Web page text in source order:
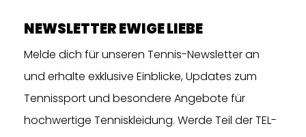
NEWSLETTER EWIGE LIEBE
Melde dich für unseren Tennis-Newsletter an
und erhalte exklusive Einblicke, Updates zum
Tennissport und besondere Angebote für
hochwertige Tenniskleidung. Werde Teil der TEL-